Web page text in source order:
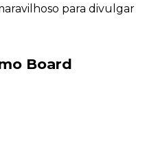
para divulgar
Board